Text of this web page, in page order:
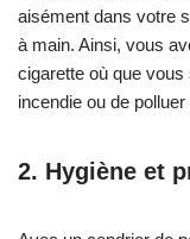
aisément dans votre
à main. Ainsi, vous
cigarette où que
incendie ou de polluer
2. Hygiène et